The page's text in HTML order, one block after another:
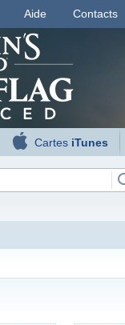
Aide Contacts
Cartes iTunes